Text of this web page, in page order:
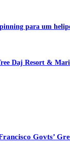
para um
Daj Resort &
Govts’